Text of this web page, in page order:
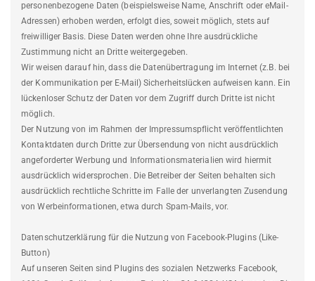
personenbezogene Daten (beispielsweise Name, Anschrift oder eMail-
Adressen) erhoben werden, erfolgt dies, soweit möglich, stets auf
freiwilliger Basis. Diese Daten werden ohne Ihre ausdrückliche
Zustimmung nicht an Dritte weitergegeben.
Wir weisen darauf hin, dass die Datenübertragung im Internet (z.B. bei
der Kommunikation per E-Mail) Sicherheitslücken aufweisen kann. Ein
lückenloser Schutz der Daten vor dem Zugriff durch Dritte ist nicht
möglich.
Der Nutzung von im Rahmen der Impressumspflicht veröffentlichten
Kontaktdaten durch Dritte zur Übersendung von nicht ausdrücklich
angeforderter Werbung und Informationsmaterialien wird hiermit
ausdrücklich widersprochen. Die Betreiber der Seiten behalten sich
ausdrücklich rechtliche Schritte im Falle der unverlangten Zusendung
von Werbeinformationen, etwa durch Spam-Mails, vor.
Datenschutzerklärung für die Nutzung von Facebook-Plugins (Like-
Button)
Auf unseren Seiten sind Plugins des sozialen Netzwerks Facebook,